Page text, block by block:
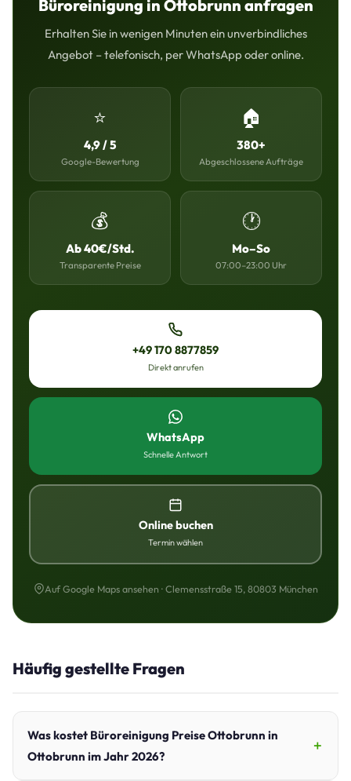
Büroreinigung in Ottobrunn anfragen
Erhalten Sie in wenigen Minuten ein unverbindliches
Angebot – telefonisch, per WhatsApp oder online.
⭐
4,9 / 5
Google-Bewertung
🏠
380+
Abgeschlossene Aufträge
💰
Ab 40€/Std.
Transparente Preise
🕐
Mo–So
07:00–23:00 Uhr
+49 170 8877859
Direkt anrufen
WhatsApp
Schnelle Antwort
Online buchen
Termin wählen
Auf Google Maps ansehen · Clemensstraße 15, 80803 München
Häufig gestellte Fragen
Was kostet Büroreinigung Preise Ottobrunn in
Ottobrunn im Jahr 2026?